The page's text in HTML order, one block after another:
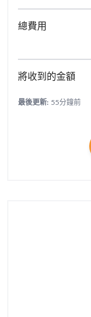
最後更新: 55分鐘前